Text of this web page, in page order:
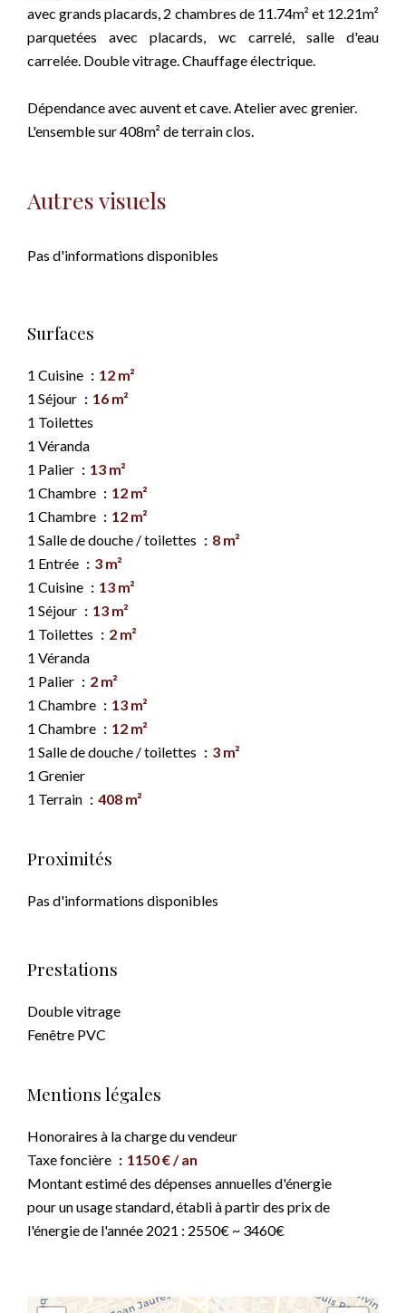
avec grands placards, 2 chambres de 11.74m² et 12.21m²
parquetées avec placards, wc carrelé, salle d'eau
carrelée. Double vitrage. Chauffage électrique.
Dépendance avec auvent et cave. Atelier avec grenier.
L'ensemble sur 408m² de terrain clos.
Autres visuels
Pas d'informations disponibles
Surfaces
1 Cuisine
12 m²
1 Séjour
16 m²
1 Toilettes
1 Véranda
1 Palier
13 m²
1 Chambre
12 m²
1 Chambre
12 m²
1 Salle de douche / toilettes
8 m²
1 Entrée
3 m²
1 Cuisine
13 m²
1 Séjour
13 m²
1 Toilettes
2 m²
1 Véranda
1 Palier
2 m²
1 Chambre
13 m²
1 Chambre
12 m²
1 Salle de douche / toilettes
3 m²
1 Grenier
1 Terrain
408 m²
Proximités
Pas d'informations disponibles
Prestations
Double vitrage
Fenêtre PVC
Mentions légales
Honoraires à la charge du vendeur
Taxe foncière
1150 € / an
Montant estimé des dépenses annuelles d'énergie
pour un usage standard, établi à partir des prix de
l'énergie de l'année 2021 : 2550€ ~ 3460€